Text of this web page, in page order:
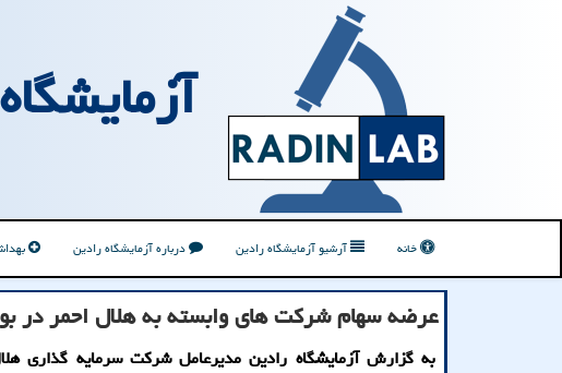
خانه آرشیو آزمایشگاه رادین درباره آزمایشگاه رادین
عرضه سهام شركت های وابسته به هلال احمر در
به گزارش آزمایشگاه رادین مدیرعامل شرکت سرمایه گذاری